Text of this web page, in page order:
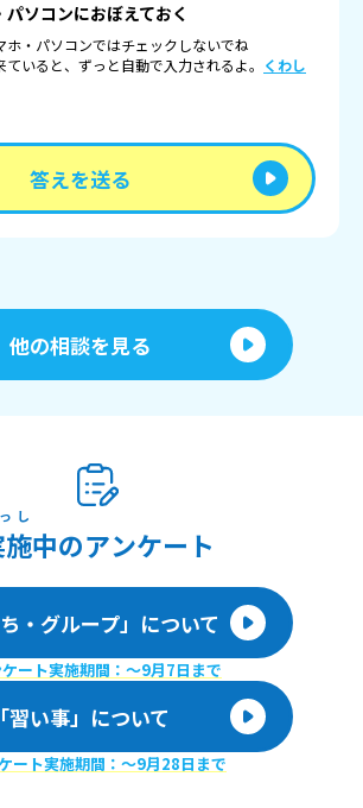
パソコンにおぼえておく
・パソコンではチェックしないでね
いると、ずっと自動で入力されるよ。 くわし
答えを送る
他の相談を見る
し
中のアンケート
ち・グループ」について
ケート実施期間：〜9月7日まで
「習い事」について
ート実施期間：〜9月28日まで